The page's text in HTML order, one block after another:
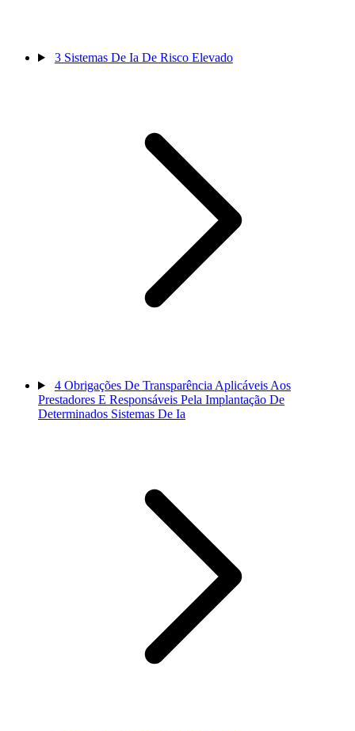
3 Sistemas De Ia De Risco Elevado
4 Obrigações De Transparência Aplicáveis Aos
Prestadores E Responsáveis Pela Implantação De
Determinados Sistemas De Ia